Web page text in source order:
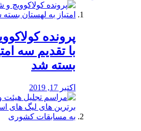
پرونده
با تقدیم سه
بسته شد
اکتبر 17, 2019